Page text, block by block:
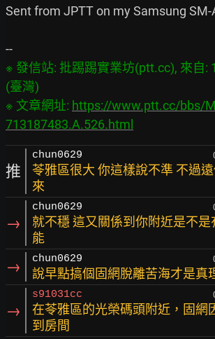
Sent from JPTT on my Samsung SM-
※ 發信站: 批踢踢實業坊(ptt.cc), 來自:
(臺灣)
※ 文章網址: https://www.ptt.cc/bbs/
713187483.A.526.html
推
chun0629
苓雅區很大 你這樣說不準 不過
來
→
chun0629
就不穩 這又關係到你附近是不是
能
→ chun0629
說早點搞個固網脫離苦海才是真
→
s91031cc
在苓雅區的光榮碼頭附近，固網
到房間